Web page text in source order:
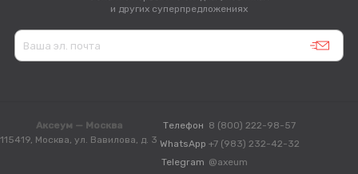
и других суперпредложениях
Аксеум — Москва
115419, Москва, ул. Вавилова, д. 3
Телефон 8 (800) 222-98-57
WhatsApp +7 (983) 232-42-32
Telegram @axeum